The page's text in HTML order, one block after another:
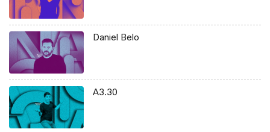
Daniel Belo
A3.30